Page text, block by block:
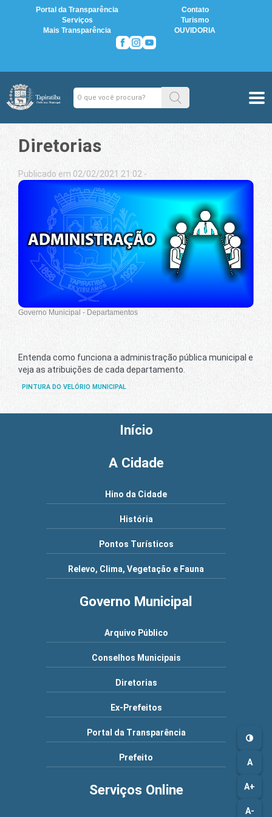
Portal da Transparência
Contato
Serviços
Turismo
Mais Transparência
OUVIDORIA
A
A+
A-
Diretorias
Publicado em 02/02/2021 21:02 -
Governo Municipal - Departamentos
Entenda como funciona a administração pública municipal e
veja as atribuições de cada departamento.
PINTURA DO VELÓRIO MUNICIPAL
Início
A Cidade
Hino da Cidade
História
Pontos Turísticos
Relevo, Clima, Vegetação e Fauna
Governo Municipal
Arquivo Público
Conselhos Municipais
Diretorias
Ex-Prefeitos
Portal da Transparência
Prefeito
Serviços Online